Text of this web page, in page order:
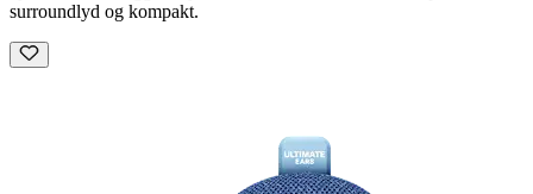
surroundlyd og kompakt.